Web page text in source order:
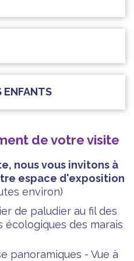
ENFANTS
de votre visite
nous vous invitons à
espace d'exposition
environ)
de paludier au fil des
écologiques des marais
panoramiques - Vue à